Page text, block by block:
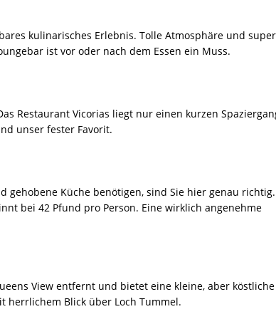
kulinarisches Erlebnis. Tolle Atmosphäre und super
ist vor oder nach dem Essen ein Muss.
Restaurant Vicorias liegt nur einen kurzen
unser fester Favorit.
gehobene Küche benötigen, sind Sie hier genau richtig.
bei 42 Pfund pro Person. Eine wirklich angenehme
View entfernt und bietet eine kleine, aber köstliche
herrlichem Blick über Loch Tummel.